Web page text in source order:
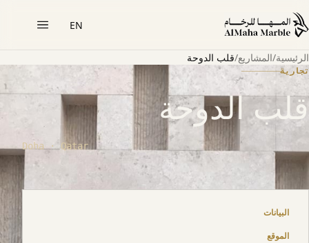
EN
الرئيسية/المشاريع/قلب الدوحة
تجارية
قلب الدوحة
Doha · Qatar
حول المشروع
البيانات
الموقع